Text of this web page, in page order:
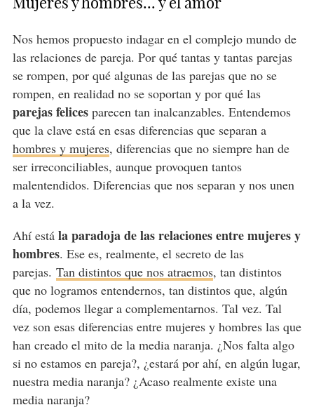
Nos hemos propuesto indagar en el complejo mundo de
las relaciones de pareja. Por qué tantas y tantas parejas
se rompen, por qué algunas de las parejas que no se
rompen, en realidad no se soportan y por qué las
parejas felicesparecen tan inalcanzables. Entendemos
que la clave está en esas diferencias que separan a
hombres y mujeres, diferencias que no siempre han de
ser irreconciliables, aunque provoquen tantos
malentendidos. Diferencias que nos separan y nos unen
a la vez.
Ahí está la paradoja de las relaciones entre mujeres y
hombres. Ese es, realmente, el secreto de las
parejas. Tan distintos que nos atraemos, tan distintos
que no logramos entendernos, tan distintos que, algún
día, podemos llegar a complementarnos. Tal vez. Tal
vez son esas diferencias entre mujeres y hombres las que
han creado el mito de la media naranja. ¿Nos falta algo
si no estamos en pareja?, ¿estará por ahí, en algún lugar,
nuestra media naranja? ¿Acaso realmente existe una
media naranja?